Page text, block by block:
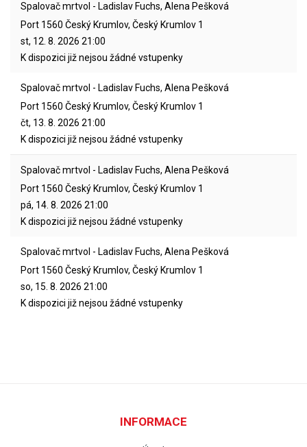
Spalovač mrtvol - Ladislav Fuchs, Alena Pešková
Port 1560 Český Krumlov, Český Krumlov 1
st, 12. 8. 2026 21:00
K dispozici již nejsou žádné vstupenky
Spalovač mrtvol - Ladislav Fuchs, Alena Pešková
Port 1560 Český Krumlov, Český Krumlov 1
čt, 13. 8. 2026 21:00
K dispozici již nejsou žádné vstupenky
Spalovač mrtvol - Ladislav Fuchs, Alena Pešková
Port 1560 Český Krumlov, Český Krumlov 1
pá, 14. 8. 2026 21:00
K dispozici již nejsou žádné vstupenky
Spalovač mrtvol - Ladislav Fuchs, Alena Pešková
Port 1560 Český Krumlov, Český Krumlov 1
so, 15. 8. 2026 21:00
K dispozici již nejsou žádné vstupenky
INFORMACE